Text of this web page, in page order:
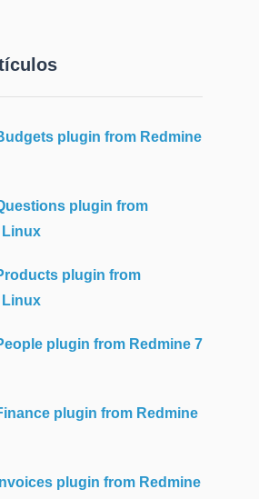
plugin from Redmine
plugin from
Linux
plugin from
Linux
plugin from Redmine 7
plugin from Redmine
plugin from Redmine